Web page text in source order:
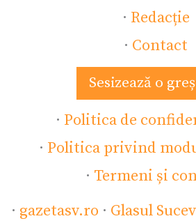
· Redacție
· Contact
Sesizează o
· Politica de
· Politica privind
· Termeni și
· gazetasv.ro · Glasul